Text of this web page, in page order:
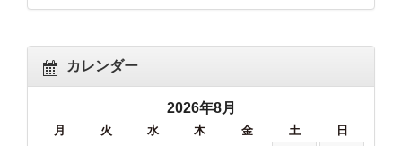
カレンダー
2026年8月
月 火 水 木 金 土 日